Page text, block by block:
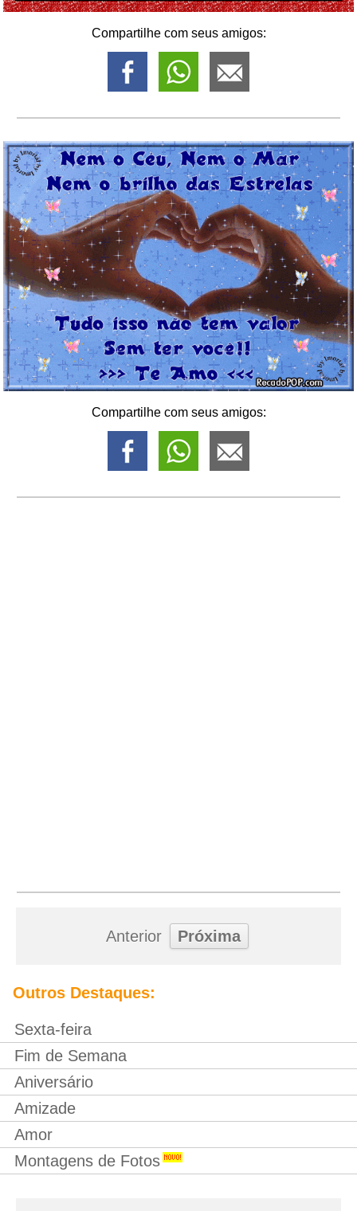
Compartilhe com seus amigos:
Compartilhe com seus amigos:
Anterior Próxima
Outros Destaques:
Sexta-feira
Fim de Semana
Aniversário
Amizade
Amor
Montagens de Fotos